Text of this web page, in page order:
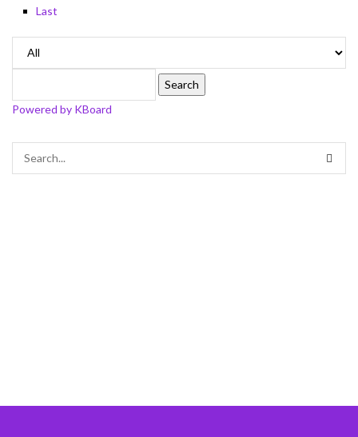
Last
Search
Powered by KBoard